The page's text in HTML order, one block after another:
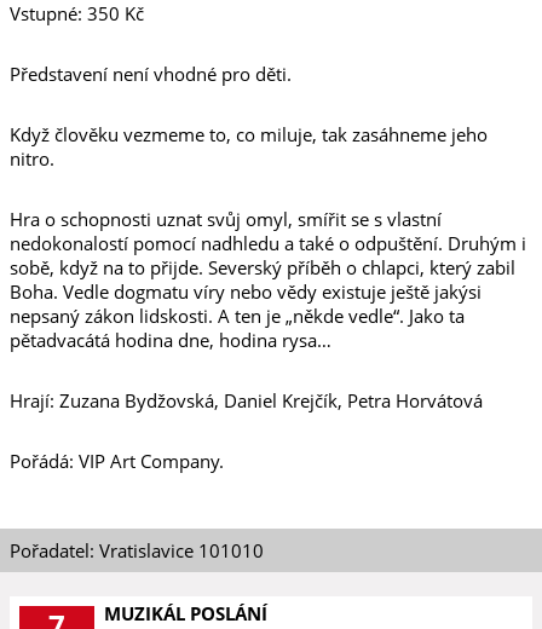
Vstupné: 350 Kč
Představení není vhodné pro děti.
Když člověku vezmeme to, co miluje, tak zasáhneme jeho
nitro.
Hra o schopnosti uznat svůj omyl, smířit se s vlastní
nedokonalostí pomocí nadhledu a také o odpuštění. Druhým i
sobě, když na to přijde. Severský příběh o chlapci, který zabil
Boha. Vedle dogmatu víry nebo vědy existuje ještě jakýsi
nepsaný zákon lidskosti. A ten je „někde vedle“. Jako ta
pětadvacátá hodina dne, hodina rysa…
Hrají: Zuzana Bydžovská, Daniel Krejčík, Petra Horvátová
Pořádá: VIP Art Company.
Pořadatel: Vratislavice 101010
MUZIKÁL POSLÁNÍ